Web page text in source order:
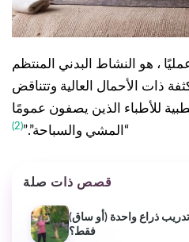
، هو النشاط البدني المنتظم
ذات الأحمال العالية وتتناقض
للأطباء الذين يصفون عمومًا
“المشي والسباحة”.”(2)
قصص ذات صلة
ذراع واحدة (أو ساق)
فقط؟